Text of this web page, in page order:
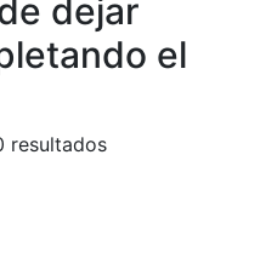
dejar
el
resultados